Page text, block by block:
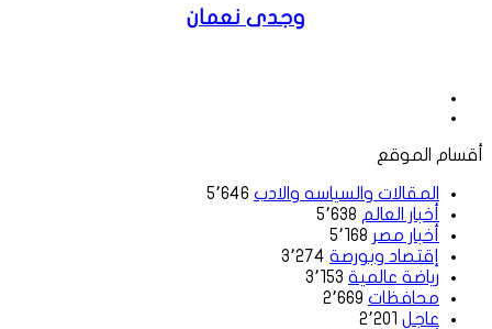
وجدى نعمان
أقسام الموقع
المقالات والسياسه والادب 5٬646
أخبار العالم 5٬638
أخبار مصر 5٬168
إقتصاد وبورصة 3٬274
رياضة عالمية 3٬153
محافظات 2٬669
عاجل 2٬201